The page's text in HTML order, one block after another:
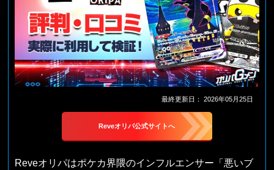
最終更新日： 2026年05月25日
Reveオリパ公式サイトへ
Reveオリパはポケカ界隈のインフルエンサー「悪いブ